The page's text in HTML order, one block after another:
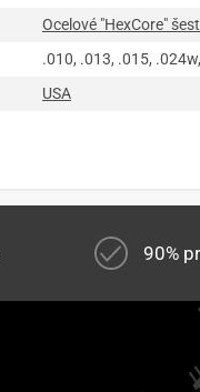
Ocelové "HexCore"
.010, .013, .015,
USA
90%